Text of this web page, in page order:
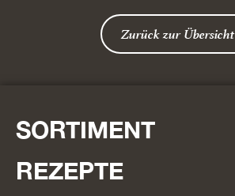
Zurück zur Übersicht
SORTIMENT
REZEPTE